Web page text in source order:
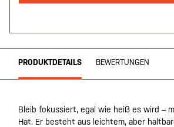
PRODUKTDETAILS BEWERTUNGEN
Bleib fokussiert, egal wie heiß es wird –
Hat. Er besteht aus leichtem, aber